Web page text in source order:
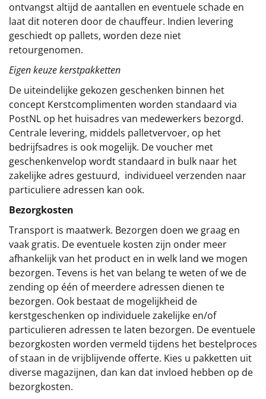
ontvangst altijd de aantallen en eventuele schade en
laat dit noteren door de chauffeur. Indien levering
geschiedt op pallets, worden deze niet
retourgenomen.
Eigen keuze kerstpakketten
De uiteindelijke gekozen geschenken binnen het
concept Kerstcomplimenten worden standaard via
PostNL op het huisadres van medewerkers bezorgd.
Centrale levering, middels palletvervoer, op het
bedrijfsadres is ook mogelijk. De voucher met
geschenkenvelop wordt standaard in bulk naar het
zakelijke adres gestuurd, individueel verzenden naar
particuliere adressen kan ook.
Bezorgkosten
Transport is maatwerk. Bezorgen doen we graag en
vaak gratis. De eventuele kosten zijn onder meer
afhankelijk van het product en in welk land we mogen
bezorgen. Tevens is het van belang te weten of we de
zending op één of meerdere adressen dienen te
bezorgen. Ook bestaat de mogelijkheid de
kerstgeschenken op individuele zakelijke en/of
particulieren adressen te laten bezorgen. De eventuele
bezorgkosten worden vermeld tijdens het bestelproces
of staan in de vrijblijvende offerte. Kies u pakketten uit
diverse magazijnen, dan kan dat invloed hebben op de
bezorgkosten.